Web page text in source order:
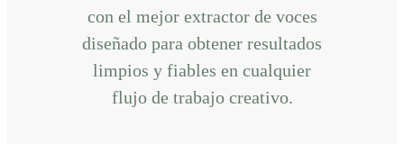
con el mejor extractor de voces
diseñado para obtener resultados
limpios y fiables en cualquier
flujo de trabajo creativo.